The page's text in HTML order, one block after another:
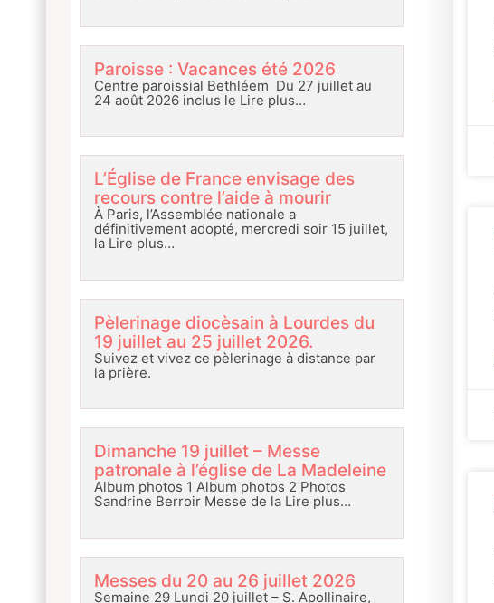
Paroisse : Vacances été 2026
Centre paroissial Bethléem Du 27 juillet au
24 août 2026 inclus le Lire plus…
L’Église de France envisage des
recours contre l’aide à mourir
À Paris, l’Assemblée nationale a
définitivement adopté, mercredi soir 15 juillet,
la Lire plus…
Pèlerinage diocèsain à Lourdes du
19 juillet au 25 juillet 2026.
Suivez et vivez ce pèlerinage à distance par
la prière.
Dimanche 19 juillet – Messe
patronale à l’église de La Madeleine
Album photos 1 Album photos 2 Photos
Sandrine Berroir Messe de la Lire plus…
Messes du 20 au 26 juillet 2026
Semaine 29 Lundi 20 juillet – S. Apollinaire,